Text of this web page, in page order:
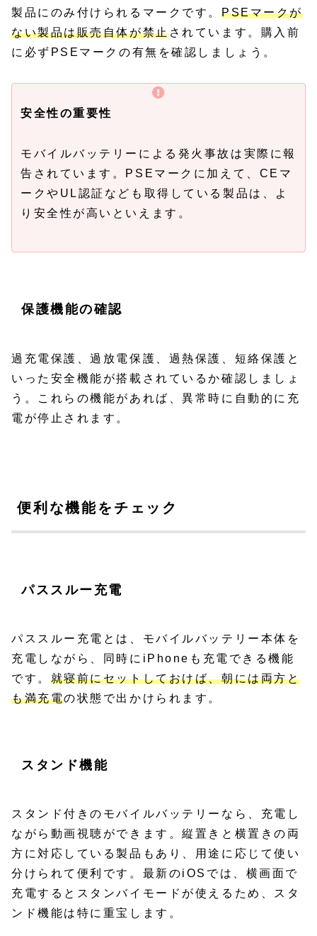
製品にのみ付けられるマークです。 PSEマークが
ない製品は販売自体が禁止されています。購入前
に必ずPSEマークの有無を確認しましょう。
安全性の重要性
モバイルバッテリーによる発火事故は実際に報
告されています。PSEマークに加えて、CEマ
ークやUL認証なども取得している製品は、よ
り安全性が高いといえます。
保護機能の確認
過充電保護、過放電保護、過熱保護、短絡保護と
いった安全機能が搭載されているか確認しましょ
う。これらの機能があれば、異常時に自動的に充
電が停止されます。
便利な機能をチェック
パススルー充電
パススルー充電とは、モバイルバッテリー本体を
充電しながら、同時にiPhoneも充電できる機能
です。 就寝前にセットしておけば、朝には両方と
も満充電の状態で出かけられます。
スタンド機能
スタンド付きのモバイルバッテリーなら、充電し
ながら動画視聴ができます。縦置きと横置きの両
方に対応している製品もあり、用途に応じて使い
分けられて便利です。最新のiOSでは、横画面で
充電するとスタンバイモードが使えるため、スタ
ンド機能は特に重宝します。